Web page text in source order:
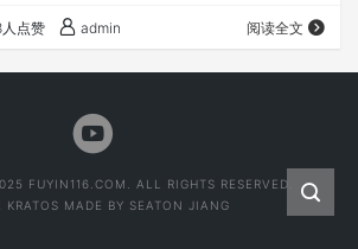
督徒。 其实，福音塑造的，不是不会软
上帝的人。 这个会倚靠上帝的人，他好
，一般人都是悬空的纸。 在我们中间品
点赞 admin 阅读全文
FUYIN116.COM. ALL RIGHTS RESERVED.
KRATOS MADE BY SEATON JIANG